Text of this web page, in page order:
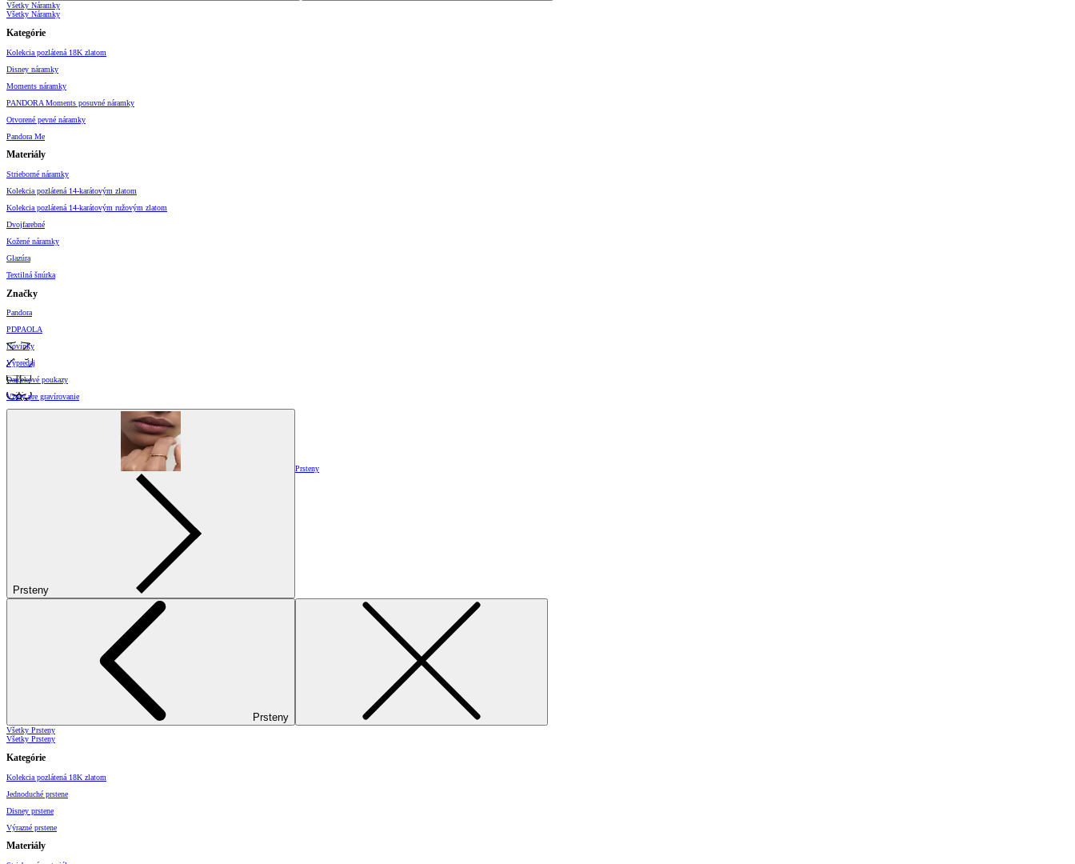
Všetky Náramky
Všetky Náramky
Kategórie
Kolekcia pozlátená 18K zlatom
Disney náramky
Moments náramky
PANDORA Moments posuvné náramky
Otvorené pevné náramky
Pandora Me
Materiály
Strieborné náramky
Kolekcia pozlátená 14-karátovým zlatom
Kolekcia pozlátená 14-karátovým ružovým zlatom
Dvojfarebné
Kožené náramky
Glazúra
Textilná šnúrka
Značky
Pandora
PDPAOLA
Novinky
Výpredaj
Darčekové poukazy
Vzory pre gravírovanie
Prsteny
Prsteny
Prsteny
Všetky Prsteny
Všetky Prsteny
Kategórie
Kolekcia pozlátená 18K zlatom
Jednoduché prstene
Disney prstene
Výrazné prstene
Materiály